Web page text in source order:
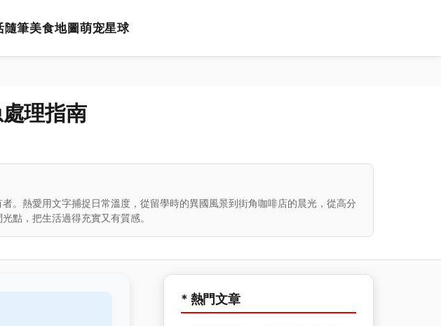
隨筆美食地圖萌宠星球
理指南
。熱愛用文字捕捉日常溫度，從留學時的異國風景到街角咖啡店的晨光，從高分
點，把生活過得充實又有質感。
* 熱門文章